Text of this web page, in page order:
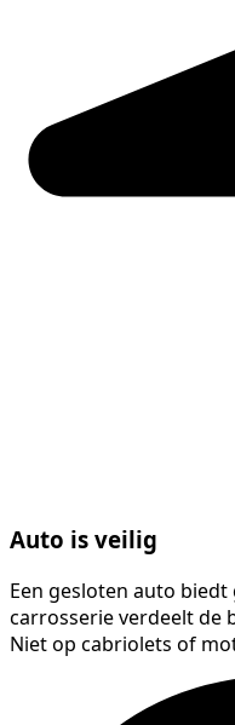
Auto is veilig
Een gesloten auto
carrosserie verdeelt de
Niet op cabriolets of